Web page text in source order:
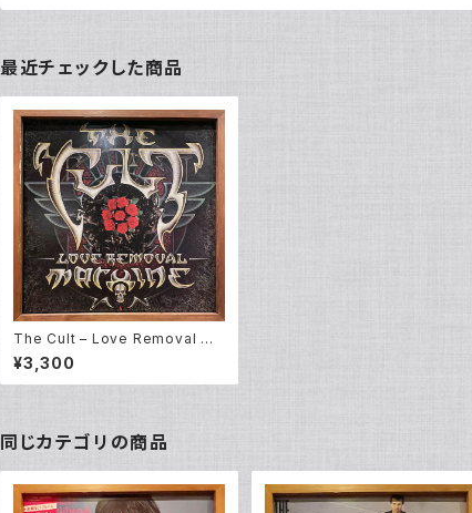
最近チェックした商品
The Cult – Love Removal Ma
chine (12EP)
¥3,300
同じカテゴリの商品